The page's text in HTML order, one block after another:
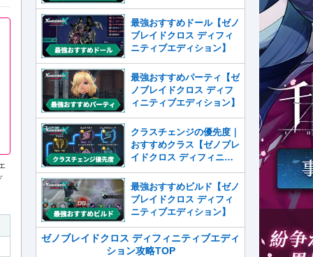
ョン】
最強おすすめドール【ゼノ
ブレイドクロス ディフィ
ニティブエディション】
最強おすすめパーティ【ゼ
ノブレイドクロス ディフ
ィニティブエディション】
クラスチェンジの優先度｜
おすすめクラス【ゼノブレ
イドクロス ディフィニテ
ィブエディション】
最強おすすめビルド【ゼノ
ブレイドクロス ディフィ
ニティブエディション】
ゼノブレイドクロス ディフィニティブエディ
ション攻略TOP